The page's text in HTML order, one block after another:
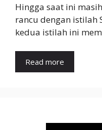
Hingga saat ini
rancu dengan istilah
kedua istilah ini
Read more